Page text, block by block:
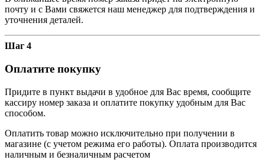
почту и с Вами свяжется наш менеджер для подтверждения и
уточнения деталей.
Шаг 4
Оплатите покупку
Придите в пункт выдачи в удобное для Вас время, сообщите
кассиру номер заказа и оплатите покупку удобным для Вас
способом.
Оплатить товар можно исключительно при получении в
магазине (с учетом режима его работы). Оплата производится
наличным и безналичным расчетом